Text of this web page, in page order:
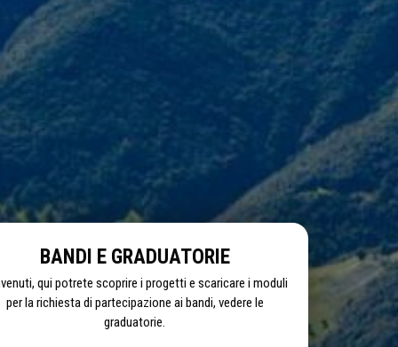
BANDI E GRADUATORIE
qui potrete scoprire i progetti e scaricare i moduli
per la richiesta di partecipazione ai bandi, vedere le
graduatorie.